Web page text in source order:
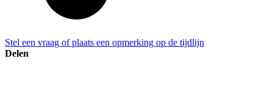
Stel een vraag of plaats een opmerking op de tijdlijn
Delen